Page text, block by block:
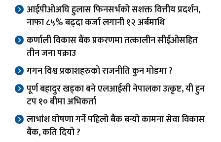
आईपीओअघि हुलास फिनसर्भको सशक्त वित्तीय प्रदर्शन,
नाफा ८५% बढ्दा कर्जा लगानी १२ अर्बमाथि
कर्णाली विकास बैंक प्रकरणमा तत्कालीन सीईओसहित
तीन जना पक्राउ
गगन विश्व प्रकाशहरुको राजनीति कुन मोडमा ?
पूर्ण बहादुर खड्का बने एलआईसी नेपालका उत्कृष्ट, यी हुन
टप १० बीमा अभिकर्ता
लाभांश घोषणा गर्ने पहिलो बैंक बन्यो कामना सेवा विकास
बैंक, कति दियो ?